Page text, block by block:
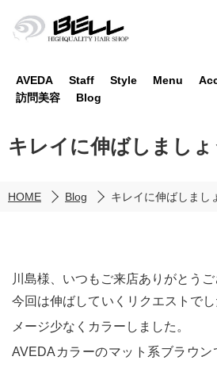
AVEDA Staff Style Menu
訪問美容
Blog
キレイに伸ばしましょ
HOME Blog キレイに伸ばしまし
川島様、いつもご来店ありがとうご
今回は伸ばしていくリクエストで
メージ少なくカラーしました。
AVEDAカラーのマット系ブラウン